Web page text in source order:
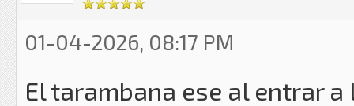
01-04-2026, 08:17 PM
El tarambana ese al entrar